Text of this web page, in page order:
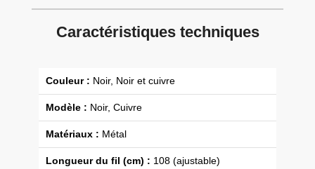
Caractéristiques techniques
Couleur : Noir, Noir et cuivre
Modèle : Noir, Cuivre
Matériaux : Métal
Longueur du fil (cm) : 108 (ajustable)